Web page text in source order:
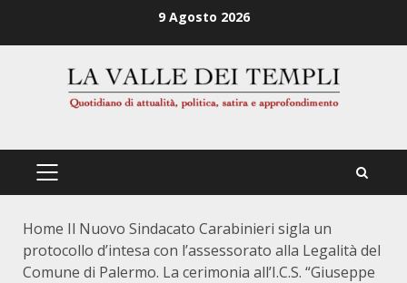
9 Agosto 2026
PRIMÄRES
Home Il Nuovo Sindacato Carabinieri sigla un
protocollo d’intesa con l’assessorato alla Legalità del
Comune di Palermo. La cerimonia all’I.C.S. “Giuseppe